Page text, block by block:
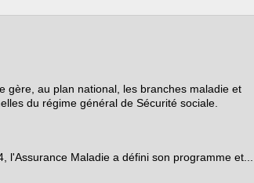
gère, au plan national, les branches maladie et
du régime général de Sécurité sociale.
l'Assurance Maladie a défini son programme et...